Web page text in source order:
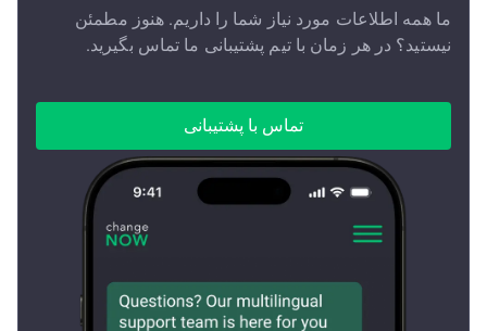
ما همه اطلاعات مورد نیاز شما را داریم. هنوز مطمئن
نیستید؟ در هر زمان با تیم پشتیبانی ما تماس بگیرید.
تماس با پشتیبانی